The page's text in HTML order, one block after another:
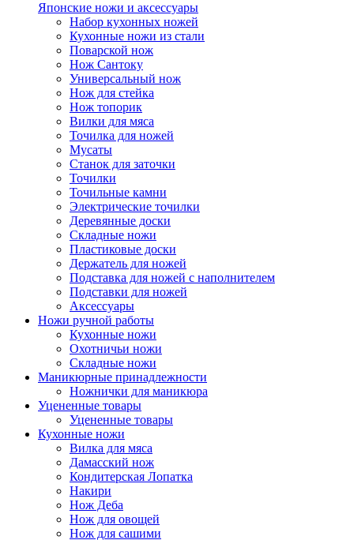
Японские ножи и аксессуары
Набор кухонных ножей
Кухонные ножи из стали
Поварской нож
Нож Сантоку
Универсальный нож
Нож для стейка
Нож топорик
Вилки для мяса
Точилка для ножей
Мусаты
Станок для заточки
Точилки
Точильные камни
Электрические точилки
Деревянные доски
Складные ножи
Пластиковые доски
Держатель для ножей
Подставка для ножей с наполнителем
Подставки для ножей
Аксессуары
Ножи ручной работы
Кухонные ножи
Охотничьи ножи
Складные ножи
Маникюрные принадлежности
Ножнички для маникюра
Уцененные товары
Уцененные товары
Кухонные ножи
Вилка для мяса
Дамасский нож
Кондитерская Лопатка
Накири
Нож Деба
Нож для овощей
Нож для сашими